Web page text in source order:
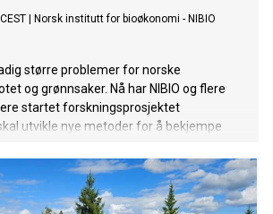
Norsk institutt for bioøkonomi - NIBIO
større problemer for norske
og grønnsaker. Nå har NIBIO og flere
startet forskningsprosjektet
utvikle nye metoder for å bekjempe